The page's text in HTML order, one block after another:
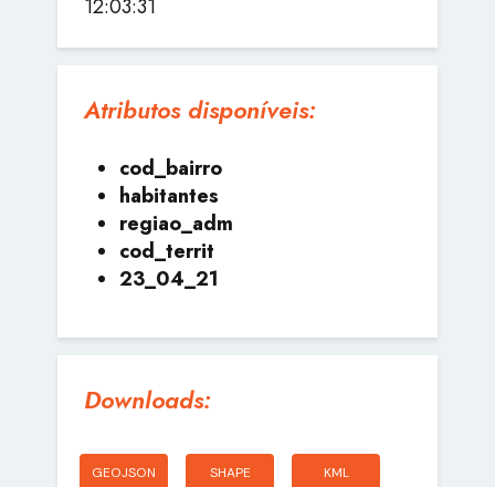
12:03:31
Atributos disponíveis:
cod_bairro
habitantes
regiao_adm
cod_territ
23_04_21
Downloads:
GEOJSON SHAPE KML